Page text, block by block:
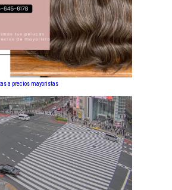
a precios mayoristas